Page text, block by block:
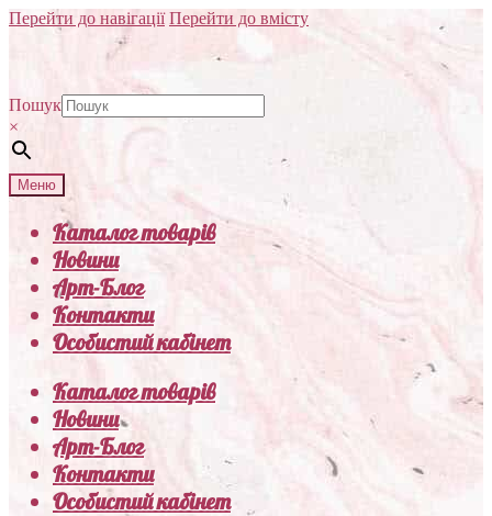
Перейти до навігації Перейти до вмісту
Пошук
×
Меню
Каталог товарів
Новини
Арт-Блог
Контакти
Особистий кабінет
Каталог товарів
Новини
Арт-Блог
Контакти
Особистий кабінет